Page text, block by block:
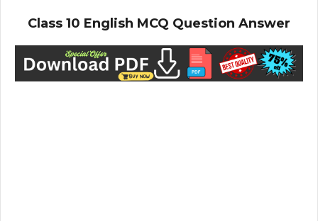
Class 10 English MCQ Question Answer